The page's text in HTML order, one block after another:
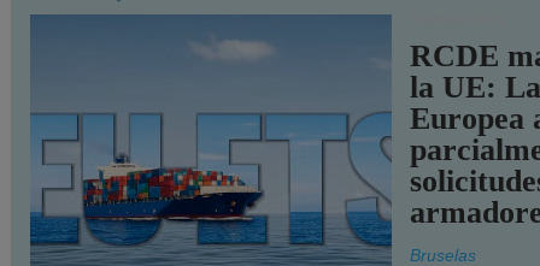
RCDE
la UE:
Europea
Bruselas